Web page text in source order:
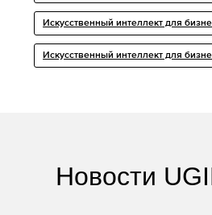
Искусственный интеллект для
Искусственный интеллект для
Новости